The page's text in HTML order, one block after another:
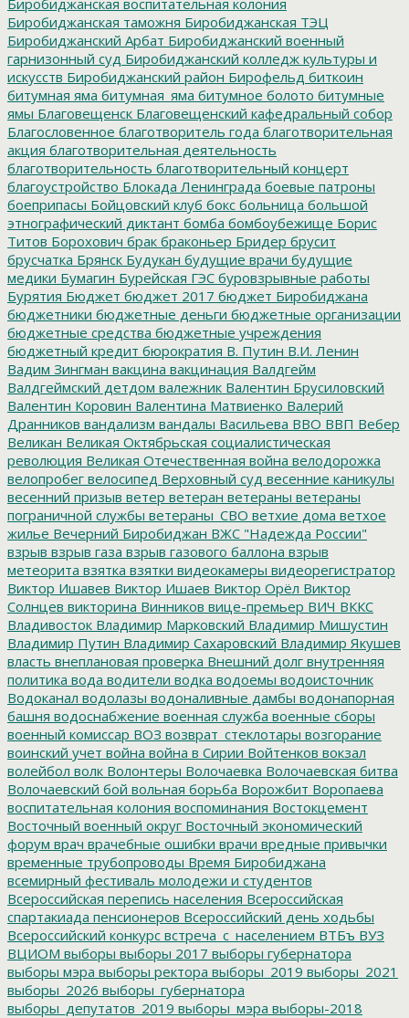
Биробиджанская таможня Биробиджанская ТЭЦ
Биробиджанский Арбат Биробиджанский военный
гарнизонный суд Биробиджанский колледж культуры и
искусств Биробиджанский район Бирофельд биткоин
битумная яма битумная_яма битумное болото битумные
ямы Благовещенск Благовещенский кафедральный собор
Благословенное благотворитель года благотворительная
акция благотворительная деятельность
благотворительность благотворительный концерт
благоустройство Блокада Ленинграда боевые патроны
боеприпасы Бойцовский клуб бокс больница большой
этнографический диктант бомба бомбоубежище Борис
Титов Борохович брак браконьер Бридер брусит
брусчатка Брянск Будукан будущие врачи будущие
медики Бумагин Бурейская ГЭС буровзрывные работы
Бурятия Бюджет бюджет 2017 бюджет Биробиджана
бюджетники бюджетные деньги бюджетные организации
бюджетные средства бюджетные учреждения
бюджетный кредит бюрократия В. Путин В.И. Ленин
Вадим Зингман вакцина вакцинация Валдгейм
Валдгеймский детдом валежник Валентин Брусиловский
Валентин Коровин Валентина Матвиенко Валерий
Дранников вандализм вандалы Васильева ВВО ВВП Вебер
Великан Великая Октябрьская социалистическая
революция Великая Отечественная война велодорожка
велопробег велосипед Верховный суд весенние каникулы
весенний призыв ветер ветеран ветераны ветераны
пограничной службы ветераны_СВО ветхие дома ветхое
жилье Вечерний Биробиджан ВЖС "Надежда России"
взрыв взрыв газа взрыв газового баллона взрыв
метеорита взятка взятки видеокамеры видеорегистратор
Виктор Ишавев Виктор Ишаев Виктор Орёл Виктор
Солнцев викторина Винников вице-премьер ВИЧ ВККС
Владивосток Владимир Марковский Владимир Мишустин
Владимир Путин Владимир Сахаровский Владимир Якушев
власть внеплановая проверка Внешний долг внутренняя
политика вода водители водка водоемы водоисточник
Водоканал водолазы водоналивные дамбы водонапорная
башня водоснабжение военная служба военные сборы
военный комиссар ВОЗ возврат_стеклотары возгорание
воинский учет война война в Сирии Войтенков вокзал
волейбол волк Волонтеры Волочаевка Волочаевская битва
Волочаевский бой вольная борьба Ворожбит Воропаева
воспитательная колония воспоминания Востокцемент
Восточный военный округ Восточный экономический
форум врач врачебные ошибки врачи вредные привычки
временные трубопроводы Время Биробиджана
всемирный фестиваль молодежи и студентов
Всероссийская перепись населения Всероссийская
спартакиада пенсионеров Всероссийский день ходьбы
Всероссийский конкурс встреча_с_населением ВТБъ ВУЗ
ВЦИОМ выборы выборы 2017 выборы губернатора
выборы мэра выборы ректора выборы_2019 выборы_2021
выборы_2026 выборы_губернатора
выборы_депутатов_2019 выборы_мэра выборы-2018